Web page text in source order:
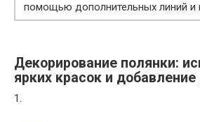
помощью дополнительных линий и
Декорирование полянки:
ярких красок и
1.